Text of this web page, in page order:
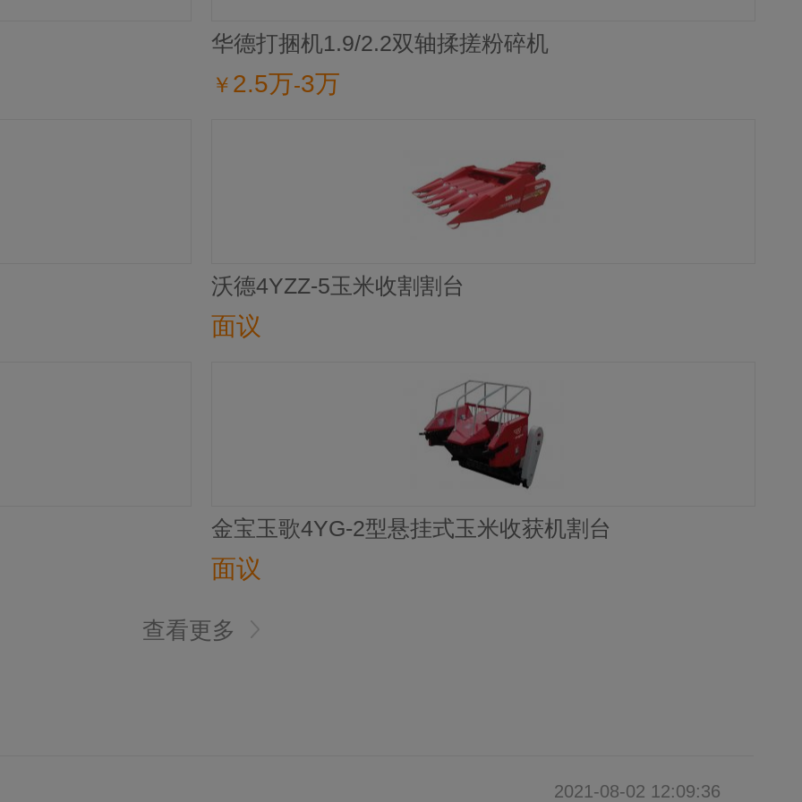
华德打捆机1.9/2.2双轴揉搓粉碎机
￥ 2.5万-3万
沃德4YZZ-5玉米收割割台
面议
金宝玉歌4YG-2型悬挂式玉米收获机割台
面议
查看更多
2021-08-02 12:09:36